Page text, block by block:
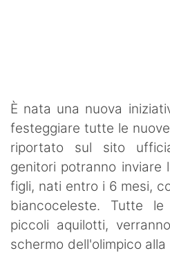
È nata una nuova
festeggiare tutte le
riportato sul sito
genitori potranno inviare
figli, nati entro i 6 mesi,
biancoceleste. Tutte
piccoli aquilotti,
schermo dell'olimpico